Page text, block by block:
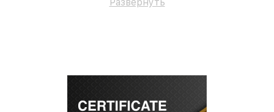
На все работы и замененные комплектующие
безупречной репутацией;